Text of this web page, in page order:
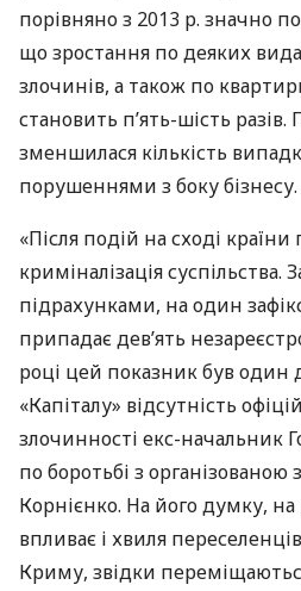
порівняно з 2013 р. значно
що зростання по деяких
злочинів, а також по
становить п’ять-шість
зменшилася кількість
порушеннями з боку бізнесу.
«Після подій на сході
криміналізація суспільства.
підрахунками, на один
припадає дев’ять
році цей показник був один
«Капіталу» відсутність
злочинності екс-начальник
по боротьбі з
Корнієнко. На його думку, на
впливає і хвиля
Криму, звідки